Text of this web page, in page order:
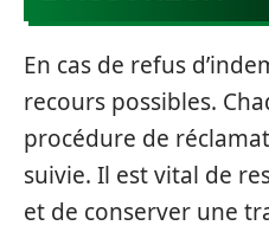
En cas de refus
recours possibles.
procédure de
suivie. Il est vital de
et de conserver une